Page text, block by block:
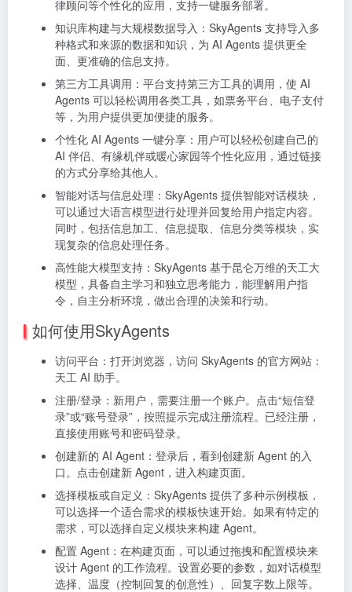
律顾问等个性化的应用，支持一键服务部署。
知识库构建与大规模数据导入：SkyAgents 支持导入多
种格式和来源的数据和知识，为 AI Agents 提供更全
面、更准确的信息支持。
第三方工具调用：平台支持第三方工具的调用，使 AI
Agents 可以轻松调用各类工具，如票务平台、电子支付
等，为用户提供更加便捷的服务。
个性化 AI Agents 一键分享：用户可以轻松创建自己的
AI 伴侣、有缘机伴或暖心家园等个性化应用，通过链接
的方式分享给其他人。
智能对话与信息处理：SkyAgents 提供智能对话模块，
可以通过大语言模型进行处理并回复给用户指定内容。
同时，包括信息加工、信息提取、信息分类等模块，实
现复杂的信息处理任务。
高性能大模型支持：SkyAgents 基于昆仑万维的天工大
模型，具备自主学习和独立思考能力，能理解用户指
令，自主分析环境，做出合理的决策和行动。
如何使用SkyAgents
访问平台： 打开浏览器，访问 SkyAgents 的官方网站：
天工 AI 助手。
注册/登录： 新用户，需要注册一个账户。点击“短信登
录”或“账号登录”，按照提示完成注册流程。 已经注册，
直接使用账号和密码登录。
创建新的 AI Agent： 登录后，看到创建新 Agent 的入
口。点击创建新 Agent，进入构建页面。
选择模板或自定义： SkyAgents 提供了多种示例模板，
可以选择一个适合需求的模板快速开始。 如果有特定的
需求，可以选择自定义模块来构建 Agent。
配置 Agent： 在构建页面，可以通过拖拽和配置模块来
设计 Agent 的工作流程。 设置必要的参数，如对话模型
选择、温度（控制回复的创意性）、回复字数上限等。